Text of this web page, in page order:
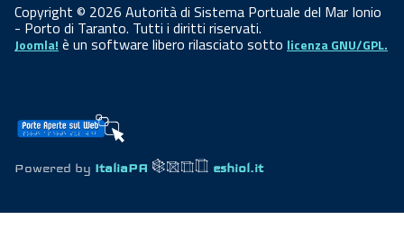
Copyright © 2026 Autorità di Sistema Portuale del Mar Ionio
- Porto di Taranto. Tutti i diritti riservati.
Joomla! è un software libero rilasciato sotto licenza GNU/GPL.
Powered by ItaliaPA eshiol.it